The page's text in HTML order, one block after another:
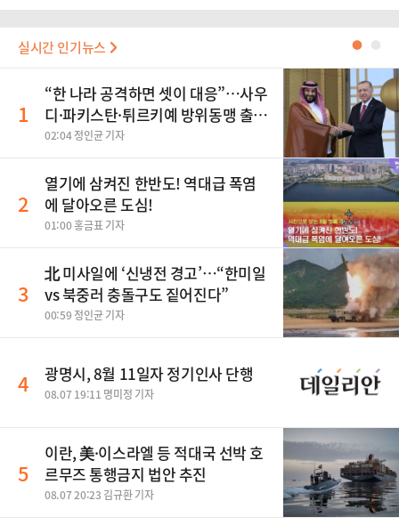
실시간 인기뉴스 ●
1
“한 나라 공격하면 셋이 대응”…사우
디·파키스탄·튀르키예 방위동맹 출
범
02:04 정인균 기자
2
열기에 삼켜진 한반도! 역대급 폭염
에 달아오른 도심!
01:00 홍금표 기자
3
北 미사일에 ‘신냉전 경고’…“한미일
vs 북중러 충돌구도 짙어진다”
00:59 정인균 기자
4 광명시, 8월 11일자 정기인사 단행
08.07 19:11 명미정 기자
5
이란, 美·이스라엘 등 적대국 선박 호
르무즈 통행금지 법안 추진
08.07 20:23 김규환 기자